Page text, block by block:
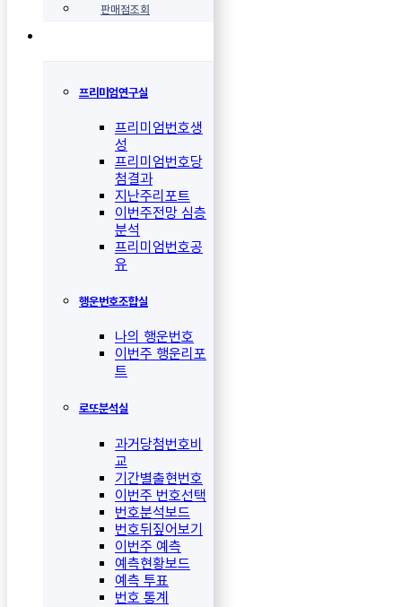
판매점조회
프리미엄연구실
프리미엄번호생
성
프리미엄번호당
첨결과
지난주리포트
이번주전망 심층
분석
프리미엄번호공
유
행운번호조합실
나의 행운번호
이번주 행운리포
트
로또분석실
과거당첨번호비
교
기간별출현번호
이번주 번호선택
번호분석보드
번호뒤짚어보기
이번주 예측
예측현황보드
예측 투표
번호 통계